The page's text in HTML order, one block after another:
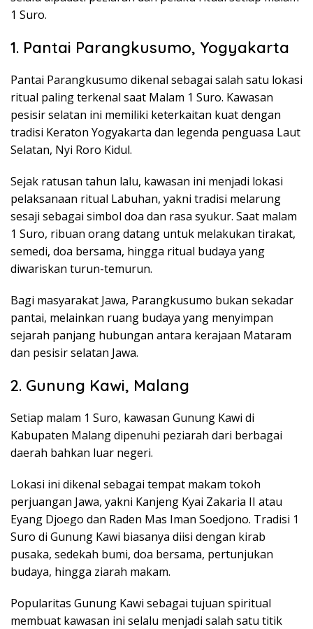
1 Suro.
1. Pantai Parangkusumo, Yogyakarta
Pantai Parangkusumo dikenal sebagai salah satu lokasi
ritual paling terkenal saat Malam 1 Suro. Kawasan
pesisir selatan ini memiliki keterkaitan kuat dengan
tradisi Keraton Yogyakarta dan legenda penguasa Laut
Selatan, Nyi Roro Kidul.
Sejak ratusan tahun lalu, kawasan ini menjadi lokasi
pelaksanaan ritual Labuhan, yakni tradisi melarung
sesaji sebagai simbol doa dan rasa syukur. Saat malam
1 Suro, ribuan orang datang untuk melakukan tirakat,
semedi, doa bersama, hingga ritual budaya yang
diwariskan turun-temurun.
Bagi masyarakat Jawa, Parangkusumo bukan sekadar
pantai, melainkan ruang budaya yang menyimpan
sejarah panjang hubungan antara kerajaan Mataram
dan pesisir selatan Jawa.
2. Gunung Kawi, Malang
Setiap malam 1 Suro, kawasan Gunung Kawi di
Kabupaten Malang dipenuhi peziarah dari berbagai
daerah bahkan luar negeri.
Lokasi ini dikenal sebagai tempat makam tokoh
perjuangan Jawa, yakni Kanjeng Kyai Zakaria II atau
Eyang Djoego dan Raden Mas Iman Soedjono. Tradisi 1
Suro di Gunung Kawi biasanya diisi dengan kirab
pusaka, sedekah bumi, doa bersama, pertunjukan
budaya, hingga ziarah makam.
Popularitas Gunung Kawi sebagai tujuan spiritual
membuat kawasan ini selalu menjadi salah satu titik